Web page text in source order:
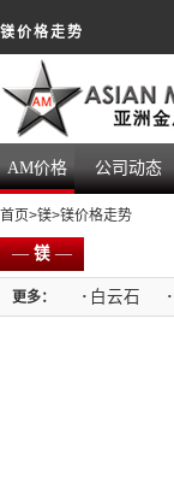
镁价格走势
AM价格 公司动态
首页>镁>镁价格走势
—镁—
更多： · 白云石 ·